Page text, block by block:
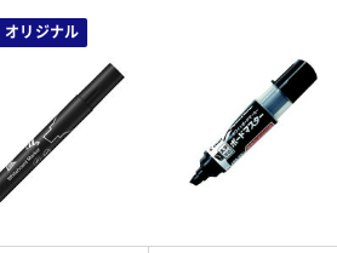
オリジナル